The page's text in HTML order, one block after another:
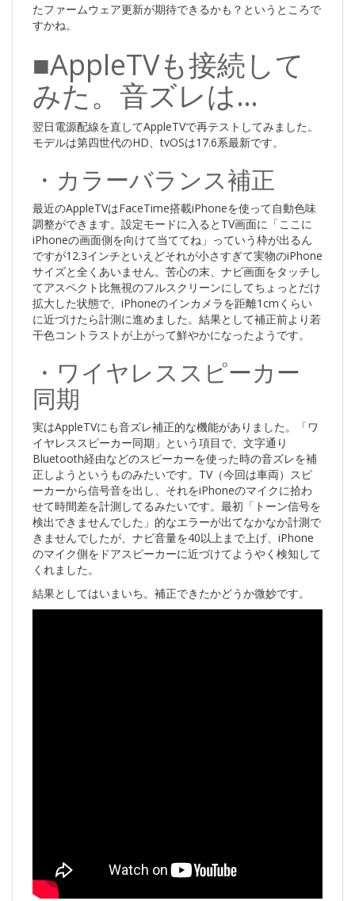
たファームウェア更新が期待できるかも？というところで
すかね。
■AppleTVも接続して
みた。音ズレは…
翌日電源配線を直してAppleTVで再テストしてみました。
モデルは第四世代のHD、tvOSは17.6系最新です。
・カラーバランス補正
最近のAppleTVはFaceTime搭載iPhoneを使って自動色味
調整ができます。設定モードに入るとTV画面に「ここに
iPhoneの画面側を向けて当ててね」っていう枠が出るん
ですが12.3インチといえどそれが小さすぎて実物のiPhone
サイズと全くあいません。苦心の末、ナビ画面をタッチし
てアスペクト比無視のフルスクリーンにしてちょっとだけ
拡大した状態で、iPhoneのインカメラを距離1cmくらい
に近づけたら計測に進めました。結果として補正前より若
干色コントラストが上がって鮮やかになったようです。
・ワイヤレススピーカー
同期
実はAppleTVにも音ズレ補正的な機能がありました。「ワ
イヤレススピーカー同期」という項目で、文字通り
Bluetooth経由などのスピーカーを使った時の音ズレを補
正しようというものみたいです。TV（今回は車両）スピ
ーカーから信号音を出し、それをiPhoneのマイクに拾わ
せて時間差を計測してるみたいです。最初「トーン信号を
検出できませんでした」的なエラーが出てなかなか計測で
きませんでしたが、ナビ音量を40以上まで上げ、iPhone
のマイク側をドアスピーカーに近づけてようやく検知して
くれました。
結果としてはいまいち。補正できたかどうか微妙です。